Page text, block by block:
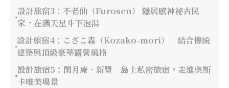
設計旅宿3：不老仙（Furosen） 隱居感神祕古民
家，在滿天星斗下泡湯
設計旅宿4：こざこ森（Kozako-mori） 結合傳統
建築與頂級豪華露營風格
設計旅宿5：閑月庵．新豐 島上私密旅宿，走進奧斯
卡唯美場景